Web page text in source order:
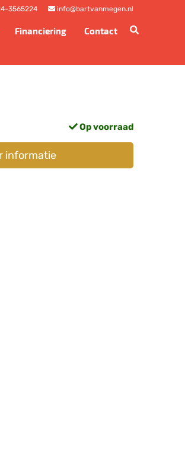
3565224 info@bartvanmegen.nl
Financiering Contact
Op voorraad
informatie